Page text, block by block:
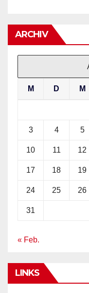
ARCHIV
M D M
3 4 5
10 11 12
17 18 19
24 25 26
31
« Feb.
LINKS